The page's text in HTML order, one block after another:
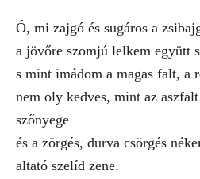
Ó, mi zajgó és sugáros a
a jövőre szomjú lelkem együtt
s mint imádom a magas falt, a
nem oly kedves, mint az
szőnyege
és a zörgés, durva csörgés
altató szelíd zene.